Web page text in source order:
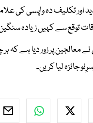
اور تکلیف دہ واپسی کی
توقع سے کہیں زیادہ
معالجین پر زور دیا ہے کہ
جائزہ لیا کریں۔